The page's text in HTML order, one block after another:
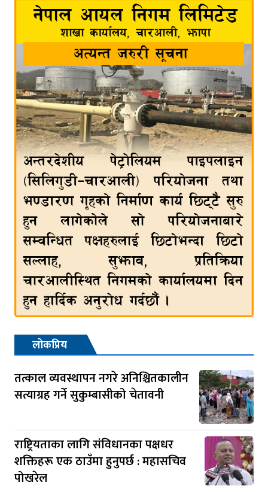
लोकप्रिय
तत्काल व्यवस्थापन नगरे अनिश्चितकालीन
सत्याग्रह गर्ने सुकुम्बासीको चेतावनी
राष्ट्रियताका लागि संविधानका पक्षधर
शक्तिहरू एक ठाउँमा हुनुपर्छ : महासचिव
पोखरेल